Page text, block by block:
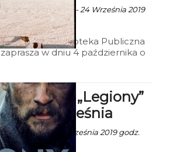
Ala za KBP Koszalin - 24 Września 2019
godz. 7:09
Koszalińska Biblioteka Publiczna
zaprasza w dniu 4 października o
Tatiana+Karol „Uncommon".
Kryterium: „Legiony”
- od 20 września
Ala za CK 105 - 11 Września 2019 godz.
9:48